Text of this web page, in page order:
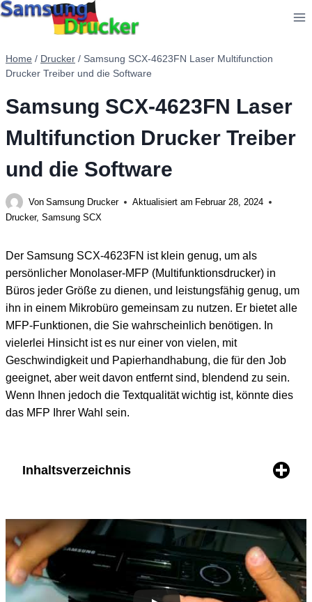
Zum
Home / Drucker / Samsung SCX-4623FN Laser Multifunction
Drucker Treiber und die Software
Samsung SCX-4623FN Laser
Multifunction Drucker Treiber
und die Software
Von Samsung Drucker Aktualisiert am Februar 28, 2024
Drucker, Samsung SCX
Der Samsung SCX-4623FN ist klein genug, um als
persönlicher Monolaser-MFP (Multifunktionsdrucker) in
Büros jeder Größe zu dienen, und leistungsfähig genug, um
ihn in einem Mikrobüro gemeinsam zu nutzen. Er bietet alle
MFP-Funktionen, die Sie wahrscheinlich benötigen. In
vielerlei Hinsicht ist es nur einer von vielen, mit
Geschwindigkeit und Papierhandhabung, die für den Job
geeignet, aber weit davon entfernt sind, blendend zu sein.
Wenn Ihnen jedoch die Textqualität wichtig ist, könnte dies
das MFP Ihrer Wahl sein.
Inhaltsverzeichnis